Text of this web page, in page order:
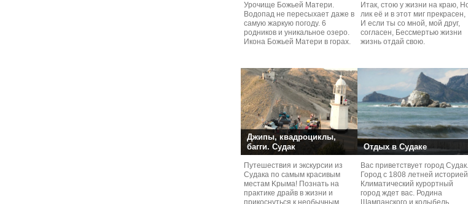
Урочище Божьей Матери.
Водопад не пересыхает даже в
самую жаркую погоду. 6
родников и уникальное озеро.
Икона Божьей Матери в горах.
Итак, стою у жизни на краю,
лик её и в этот миг прекрасен,
И если ты со мной, мой друг,
согласен, Бессмертью жизни
жизнь отдай свою.
Джипы, квадроциклы,
багги. Судак
Путешествия и экскурcии из
Судaка по самым красивым
местам Kрыма! Познать на
практике драйв в жизни и
прикоснуться к необычным
Отдых в Судаке
Вас приветствует город Судак.
Город с 1808 летней
Климатический курортный
город ждет вас. Родина
Шампанского и колыбель